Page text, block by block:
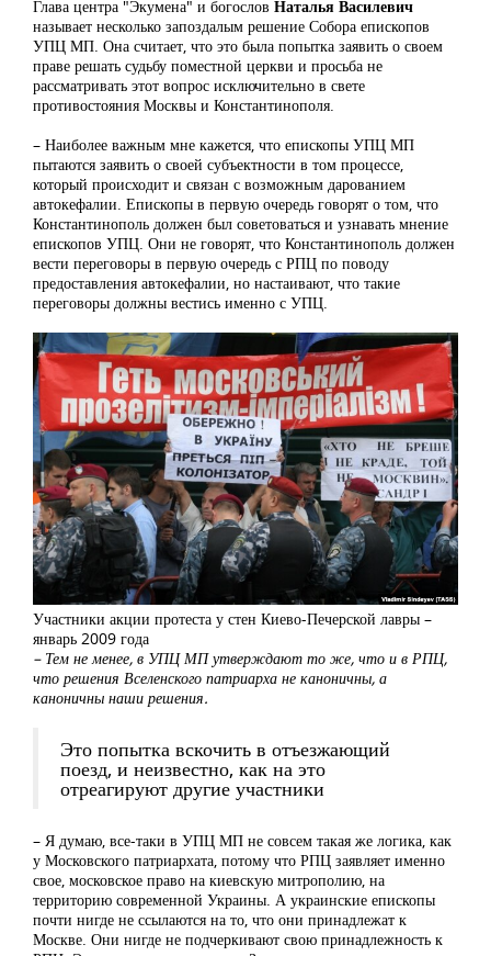
Глава центра "Экумена" и богослов Наталья Василевич
называет несколько запоздалым решение Собора епископов
УПЦ МП. Она считает, что это была попытка заявить о своем
праве решать судьбу поместной церкви и просьба не
рассматривать этот вопрос исключительно в свете
противостояния Москвы и Константинополя.
– Наиболее важным мне кажется, что епископы УПЦ МП
пытаются заявить о своей субъектности в том процессе,
который происходит и связан с возможным дарованием
автокефалии. Епископы в первую очередь говорят о том, что
Константинополь должен был советоваться и узнавать мнение
епископов УПЦ. Они не говорят, что Константинополь должен
вести переговоры в первую очередь с РПЦ по поводу
предоставления автокефалии, но настаивают, что такие
переговоры должны вестись именно с УПЦ.
Участники акции протеста у стен Киево-Печерской лавры –
январь 2009 года
– Тем не менее, в УПЦ МП утверждают то же, что и в РПЦ,
что решения Вселенского патриарха не каноничны, а
каноничны наши решения.
Это попытка вскочить в отъезжающий
поезд, и неизвестно, как на это
отреагируют другие участники
– Я думаю, все-таки в УПЦ МП не совсем такая же логика, как
у Московского патриархата, потому что РПЦ заявляет именно
свое, московское право на киевскую митрополию, на
территорию современной Украины. А украинские епископы
почти нигде не ссылаются на то, что они принадлежат к
Москве. Они нигде не подчеркивают свою принадлежность к